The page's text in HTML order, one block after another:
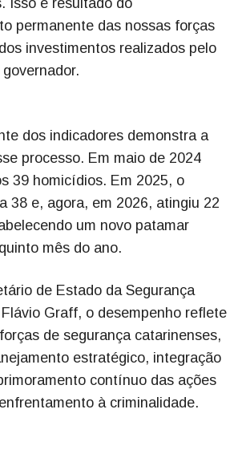
permanente das nossas forças
investimentos realizados pelo
dos indicadores demonstra a
processo. Em maio de 2024
39 homicídios. Em 2025, o
38 e, agora, em 2026, atingiu 22
um novo patamar
mês do ano.
de Estado da Segurança
Graff, o desempenho reflete
de segurança catarinenses,
estratégico, integração
contínuo das ações
à criminalidade.